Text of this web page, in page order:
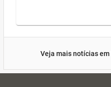
Veja mais notícias em